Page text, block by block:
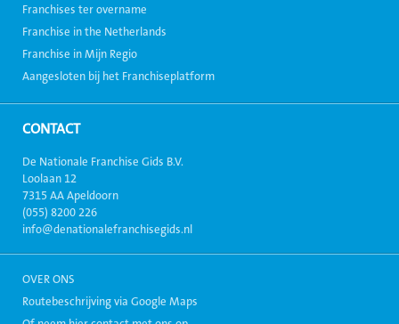
Franchises ter overname
Franchise in the Netherlands
Franchise in Mijn Regio
Aangesloten bij het Franchiseplatform
CONTACT
De Nationale Franchise Gids B.V.
Loolaan 12
7315 AA Apeldoorn
(055) 8200 226
info@denationalefranchisegids.nl
OVER ONS
Routebeschrijving via Google Maps